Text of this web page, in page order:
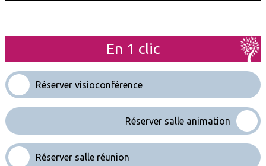
En 1 clic
Réserver visioconférence
Réserver salle animation
Réserver salle réunion